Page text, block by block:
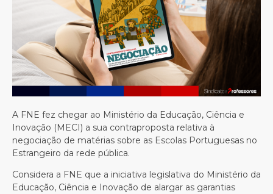
A FNE fez chegar ao Ministério da Educação, Ciência e
Inovação (MECI) a sua contraproposta relativa à
negociação de matérias sobre as Escolas Portuguesas no
Estrangeiro da rede pública.
Considera a FNE que a iniciativa legislativa do Ministério da
Educação, Ciência e Inovação de alargar as garantias